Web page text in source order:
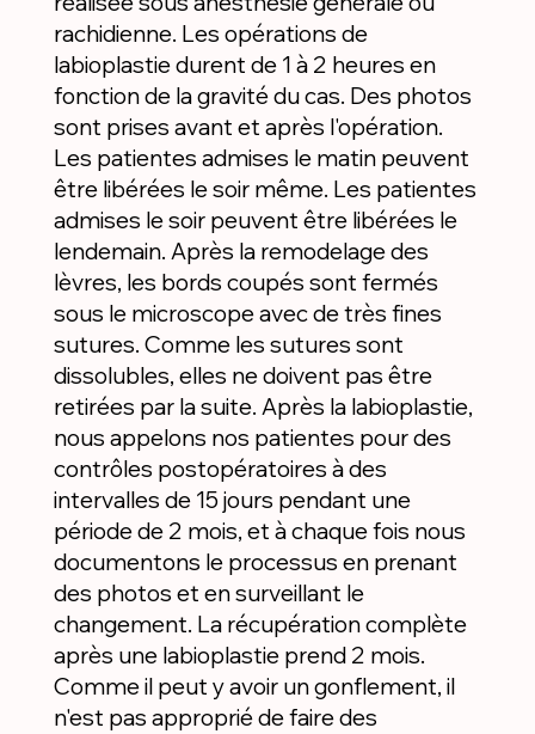
rachidienne. Les opérations de
labioplastie durent de 1 à 2 heures en
fonction de la gravité du cas. Des photos
sont prises avant et après l'opération.
Les patientes admises le matin peuvent
être libérées le soir même. Les patientes
admises le soir peuvent être libérées le
lendemain. Après la remodelage des
lèvres, les bords coupés sont fermés
sous le microscope avec de très fines
sutures. Comme les sutures sont
dissolubles, elles ne doivent pas être
retirées par la suite. Après la labioplastie,
nous appelons nos patientes pour des
contrôles postopératoires à des
intervalles de 15 jours pendant une
période de 2 mois, et à chaque fois nous
documentons le processus en prenant
des photos et en surveillant le
changement. La récupération complète
après une labioplastie prend 2 mois.
Comme il peut y avoir un gonflement, il
n'est pas approprié de faire des